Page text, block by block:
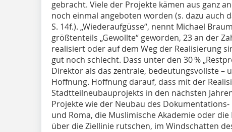
gebracht. Viele der Projekte kämen aus ganz
noch einmal angeboten worden (s. dazu auch
S. 14f.). „Wiederaufgüsse“, nennt Michael
größtenteils „Gewollte“ geworden, 23 an der
realisiert oder auf dem Weg der Realisierung
gut noch schlecht. Dass unter den 30 %
Direktor als das zentrale, bedeutungsvollste –
Hoffnung. Hoffnung darauf, dass mit der
Stadtteilneubauprojekts in den nächsten
Projekte wie der Neubau des
und Roma, die Muslimische Akademie oder
über die Ziellinie rutschen, im Windschatten